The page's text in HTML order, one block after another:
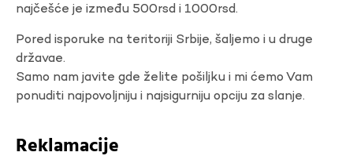
najčešće je između 500rsd i 1000rsd.
Pored isporuke na teritoriji Srbije, šaljemo i u druge
državae.
Samo nam javite gde želite pošiljku i mi ćemo Vam
ponuditi najpovoljniju i najsigurniju opciju za slanje.
Reklamacije